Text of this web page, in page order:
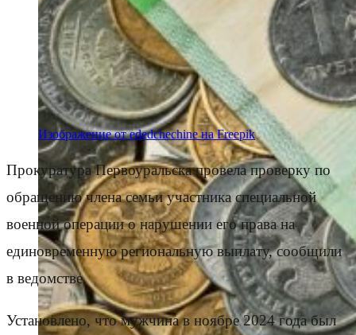
Изображение от ededchechine на Freepik
Прокуратура Первоуральска провела проверку по
обращению члена семьи участника специальной
военной операции о нарушении его права на
единовременную региональную выплату, сообщили
в ведомстве.
Установлено, что мужчина в ноябре 2024 года был